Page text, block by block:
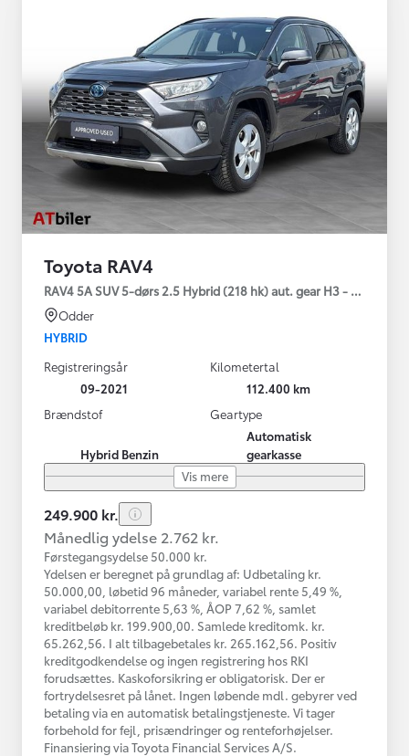
Toyota RAV4
RAV4 5A SUV 5-dørs 2.5 Hybrid (218 hk) aut. gear H3 - Comfort
Odder
HYBRID
Registreringsår
09-2021
Kilometertal
112.400 km
Brændstof
Hybrid Benzin
Geartype
Automatisk
gearkasse
Vis mere
249.900 kr.
Månedlig ydelse 2.762 kr.
Førstegangsydelse 50.000 kr.
Ydelsen er beregnet på grundlag af: Udbetaling kr.
50.000,00, løbetid 96 måneder, variabel rente 5,49 %,
variabel debitorrente 5,63 %, ÅOP 7,62 %, samlet
kreditbeløb kr. 199.900,00. Samlede kreditomk. kr.
65.262,56. I alt tilbagebetales kr. 265.162,56. Positiv
kreditgodkendelse og ingen registrering hos RKI
forudsættes. Kaskoforsikring er obligatorisk. Der er
fortrydelsesret på lånet. Ingen løbende mdl. gebyrer ved
betaling via en automatisk betalingstjeneste. Vi tager
forbehold for fejl, prisændringer og renteforhøjelser.
Finansiering via Toyota Financial Services A/S.